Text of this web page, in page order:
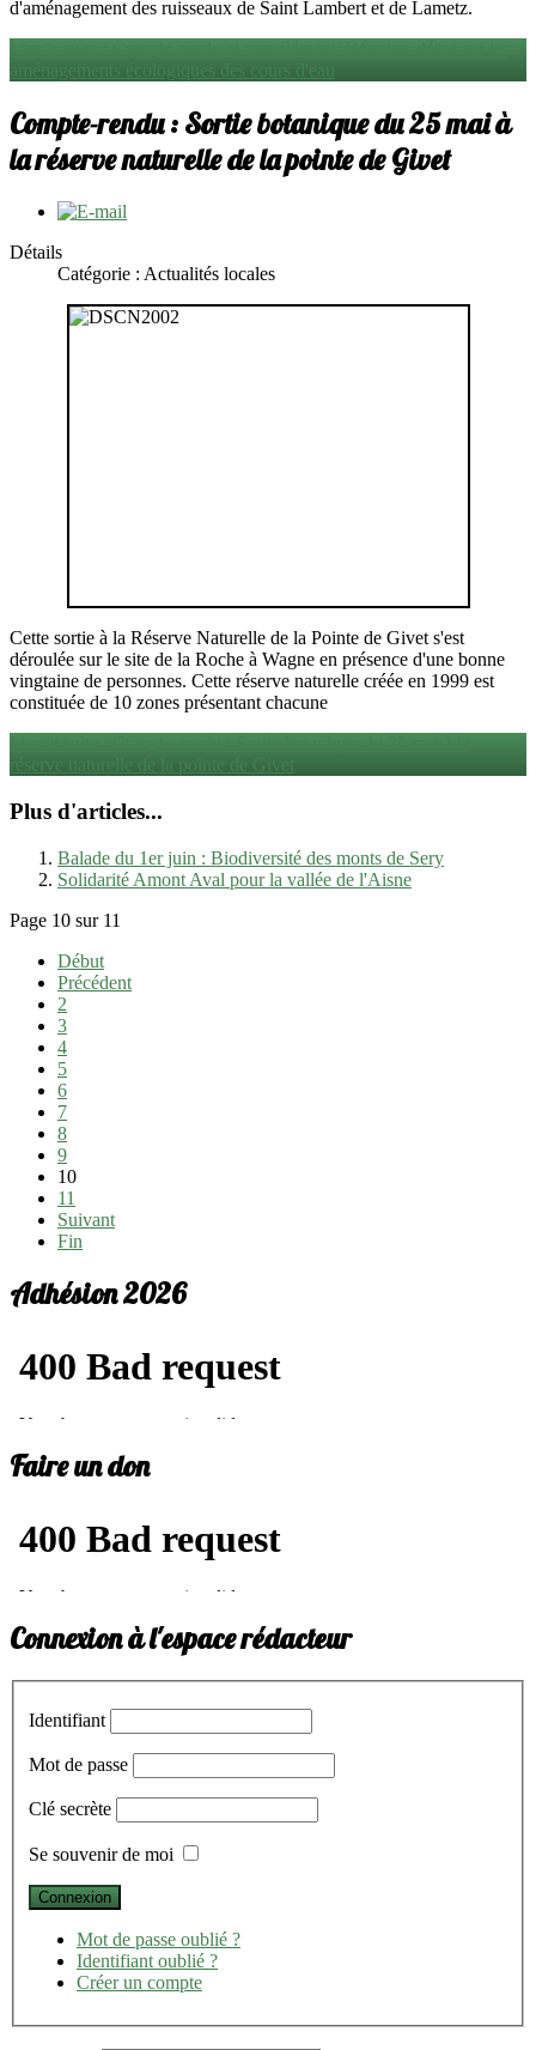
d'aménagement des ruisseaux de Saint Lambert et de Lametz.
aménagements écologiques des cours d'eau
Compte-rendu : Sortie botanique du 25 mai à
la réserve naturelle de la pointe de Givet
Détails
Catégorie : Actualités locales
Cette sortie à la Réserve Naturelle de la Pointe de Givet s'est
déroulée sur le site de la Roche à Wagne en présence d'une bonne
vingtaine de personnes. Cette réserve naturelle créée en 1999 est
constituée de 10 zones présentant chacune
réserve naturelle de la pointe de Givet
Plus d'articles...
Balade du 1er juin : Biodiversité des monts de Sery
Solidarité Amont Aval pour la vallée de l'Aisne
Page 10 sur 11
Début
Précédent
2
3
4
5
6
7
8
9
10
11
Suivant
Fin
Adhésion 2026
Faire un don
Connexion à l'espace rédacteur
Identifiant
Mot de passe
Clé secrète
Se souvenir de moi
Mot de passe oublié ?
Identifiant oublié ?
Créer un compte